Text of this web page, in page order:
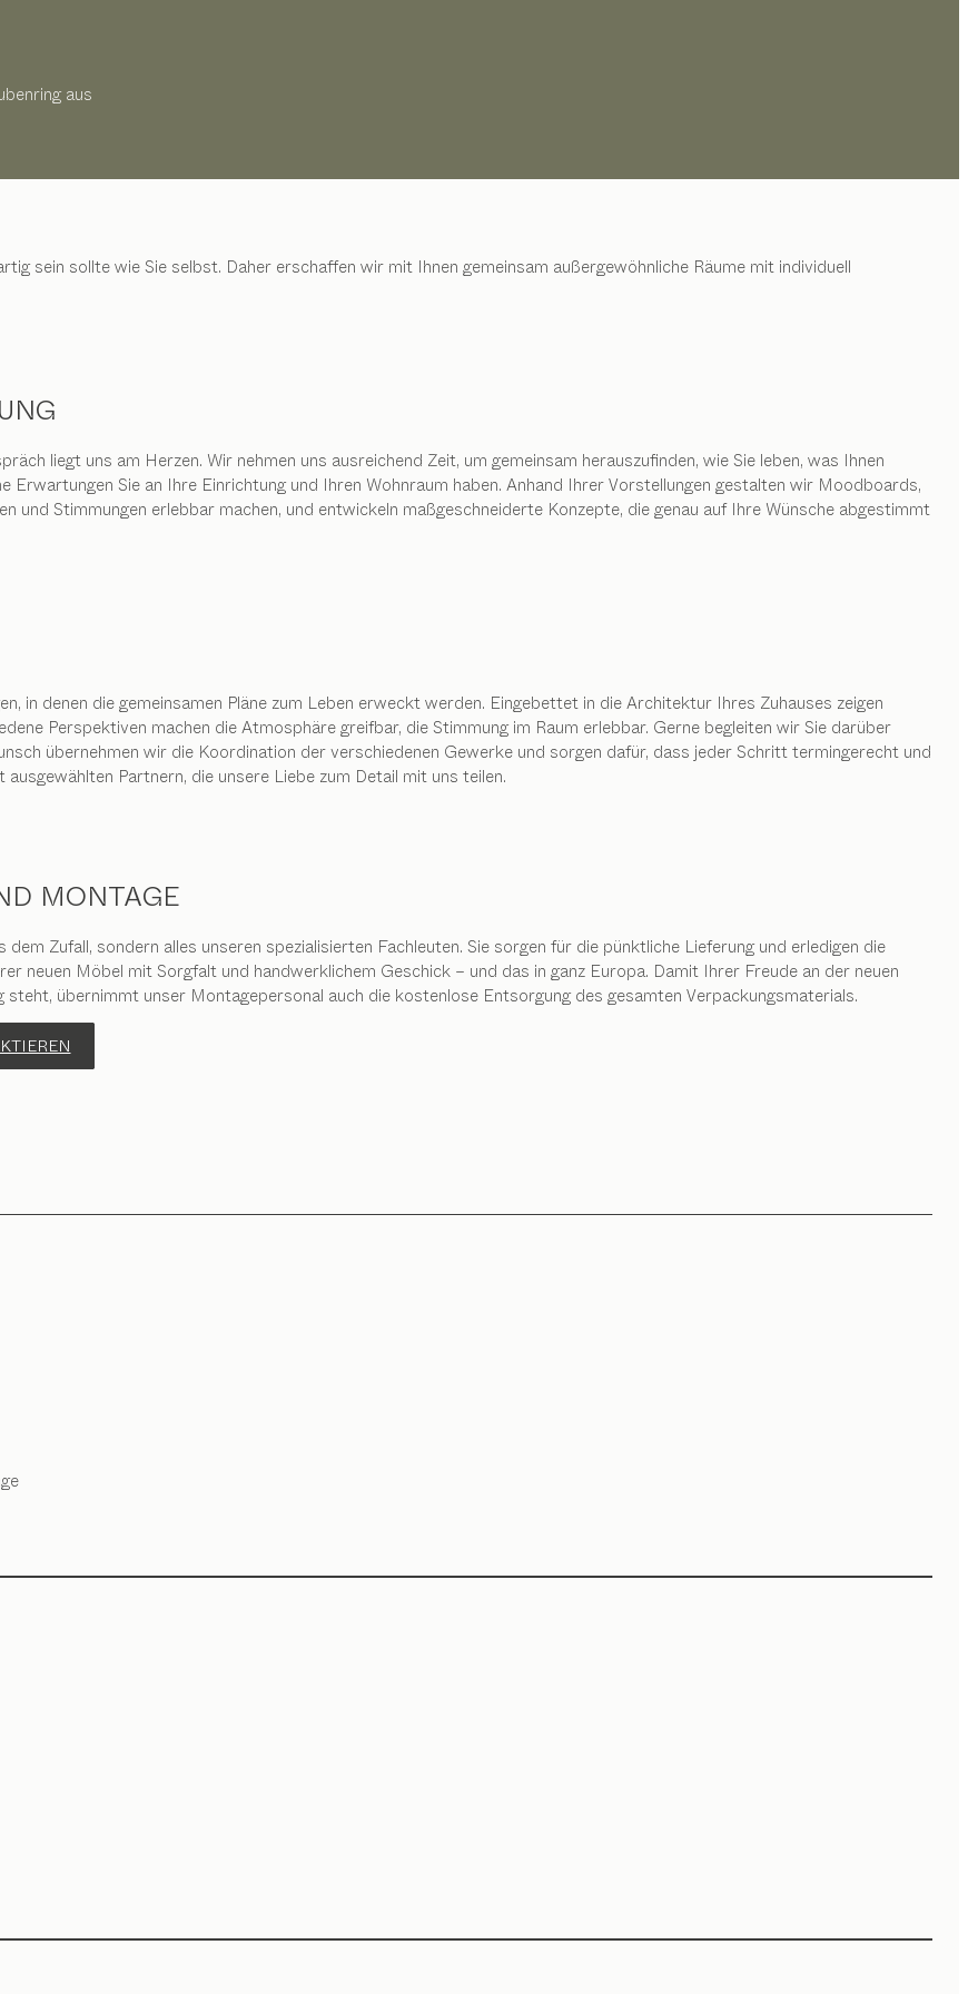
aus
sein sollte wie Sie selbst. Daher erschaffen wir mit Ihnen gemeinsam außergewöhnliche Räume mit individuell
liegt uns am Herzen. Wir nehmen uns ausreichend Zeit, um gemeinsam herauszufinden, wie Sie leben, was Ihnen
Erwartungen Sie an Ihre Einrichtung und Ihren Wohnraum haben. Anhand Ihrer Vorstellungen gestalten wir Moodboards,
und Stimmungen erlebbar machen, und entwickeln maßgeschneiderte Konzepte, die genau auf Ihre Wünsche abgestimmt
in denen die gemeinsamen Pläne zum Leben erweckt werden. Eingebettet in die Architektur Ihres Zuhauses zeigen
Perspektiven machen die Atmosphäre greifbar, die Stimmung im Raum erlebbar. Gerne begleiten wir Sie darüber
übernehmen wir die Koordination der verschiedenen Gewerke und sorgen dafür, dass jeder Schritt termingerecht und
Partnern, die unsere Liebe zum Detail mit uns teilen.
MONTAGE
Zufall, sondern alles unseren spezialisierten Fachleuten. Sie sorgen für die pünktliche Lieferung und erledigen die
neuen Möbel mit Sorgfalt und handwerklichem Geschick – und das in ganz Europa. Damit Ihrer Freude an der neuen
steht, übernimmt unser Montagepersonal auch die kostenlose Entsorgung des gesamten Verpackungsmaterials.